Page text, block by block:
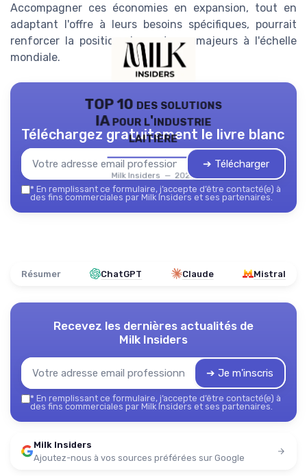
Accompagner ces économies en expansion, tout en
adaptant l'offre à leurs besoins spécifiques, pourrait
renforcer la position des acteurs majeurs à l'échelle
mondiale.
TOP 10 des solutions
IA pour l'industrie
laitière
Milk Insiders — 2026
Téléchargez gratuitement le livre blanc
➔ Télécharger
* En remplissant ce formulaire, j’accepte d’être contacté(e) à
des fins commerciales par Milk Insiders et ses partenaires.
Résumer ChatGPT Claude Mistral
Recevez les dernières actualités de
Milk Insiders
➔ Je m'inscris
* En remplissant ce formulaire, j’accepte d’être contacté(e) à
des fins commerciales par Milk Insiders et ses partenaires.
Milk Insiders
Ajoutez-nous à vos sources préférées sur Google